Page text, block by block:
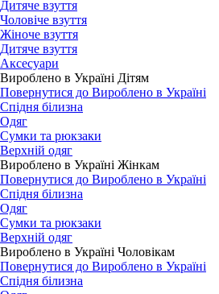
Дитяче взуття
Чоловіче взуття
Жіноче взуття
Дитяче взуття
Аксесуари
Вироблено в Україні Дітям
Повернутися до Вироблено в Україні
Спідня білизна
Одяг
Сумки та рюкзаки
Верхній одяг
Вироблено в Україні Жінкам
Повернутися до Вироблено в Україні
Спідня білизна
Одяг
Сумки та рюкзаки
Верхній одяг
Вироблено в Україні Чоловікам
Повернутися до Вироблено в Україні
Спідня білизна